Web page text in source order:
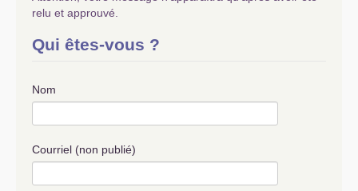
relu et approuvé.
Qui êtes-vous ?
Nom
Courriel (non publié)